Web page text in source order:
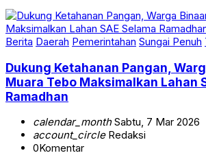
Berita Daerah Pemerintahan Sungai Penuh
Dukung Ketahanan Pangan,
Muara Tebo Maksimalkan Lahan
Ramadhan
calendar_monthSabtu, 7 Mar 2026
account_circleRedaksi
0Komentar